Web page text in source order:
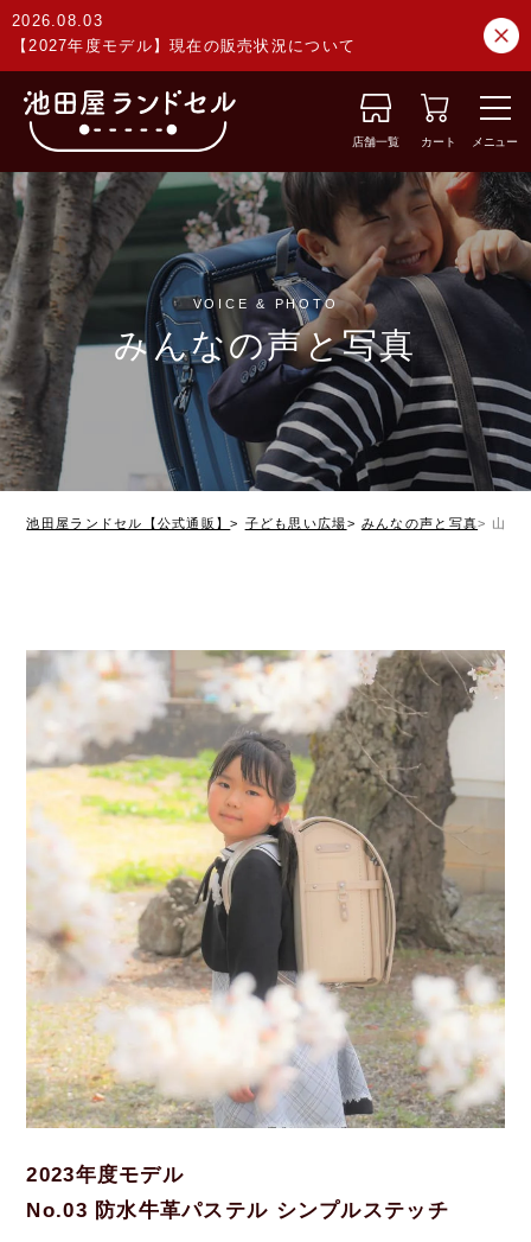
2026.08.03
【2027年度モデル】現在の販売状況について
店舗一覧 カート メニュー
VOICE & PHOTO
みんなの声と写真
池田屋ランドセル【公式通販】 子ども思い広場 みんなの声と写真 山梨
2023年度モデル
No.03 防水牛革パステル シンプルステッチ